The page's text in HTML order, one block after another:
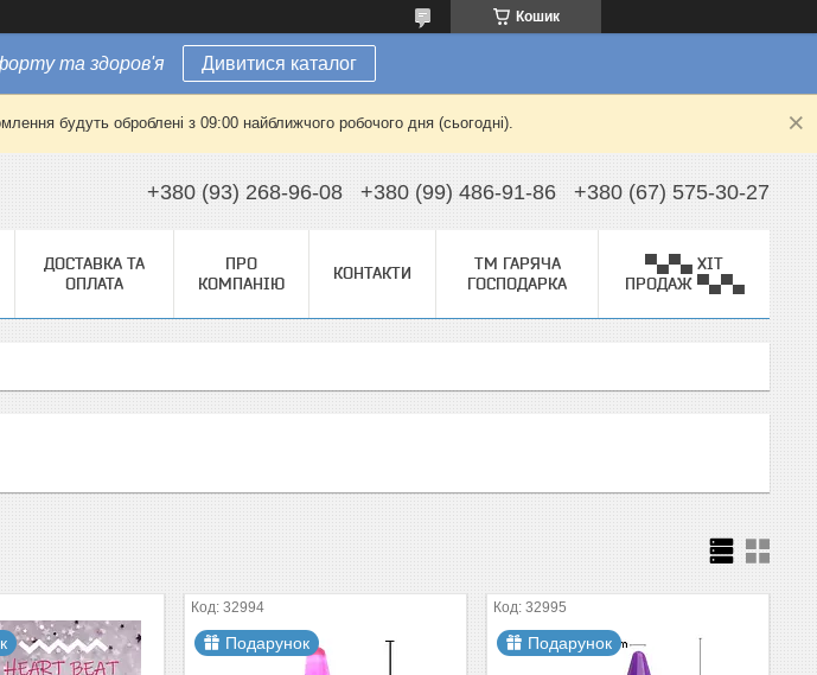
Кошик
та здоров'я Дивитися каталог
будуть оброблені з 09:00 найближчого робочого дня (сьогодні).
+380 (93) 268-96-08 +380 (99) 486-91-86 +380 (67) 575-30-27
ДОСТАВКА ТА
ОПЛАТА
ПРО
КОМПАНІЮ
КОНТАКТИ
ТМ ГАРЯЧА
ГОСПОДАРКА
▀▄▀▄ ХІТ
ПРОДАЖ ▀▄▀▄
32994
Подарунок
32995
Подарунок